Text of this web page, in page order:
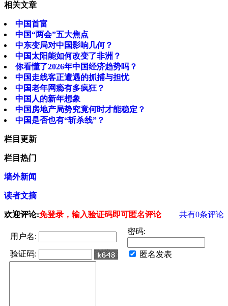
相关文章
中国首富
中国“两会”五大焦点
中东变局对中国影响几何？
中国太阳能如何改变了非洲？
你看懂了2026年中国经济趋势吗？
中国走线客正遭遇的抓捕与担忧
中国老年网瘾有多疯狂？
中国人的新年想象
中国房地产局势究竟何时才能稳定？
中国是否也有“斩杀线”？
栏目更新
栏目热门
墙外新闻
读者文摘
欢迎评论:免登录，输入验证码即可匿名评论 共有0条评论
用户名:
密码:
验证码: 匿名发表